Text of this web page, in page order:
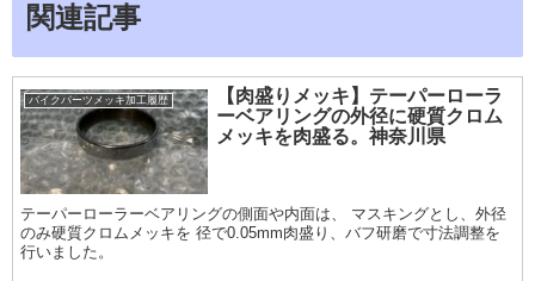
関連記事
バイクパーツメッキ加工履歴
【肉盛りメッキ】テーパーローラ
ーベアリングの外径に硬質クロム
メッキを肉盛る。神奈川県
テーパーローラーベアリングの側面や内面は、 マスキングとし、外径
のみ硬質クロムメッキを 径で0.05mm肉盛り、バフ研磨で寸法調整を
行いました。